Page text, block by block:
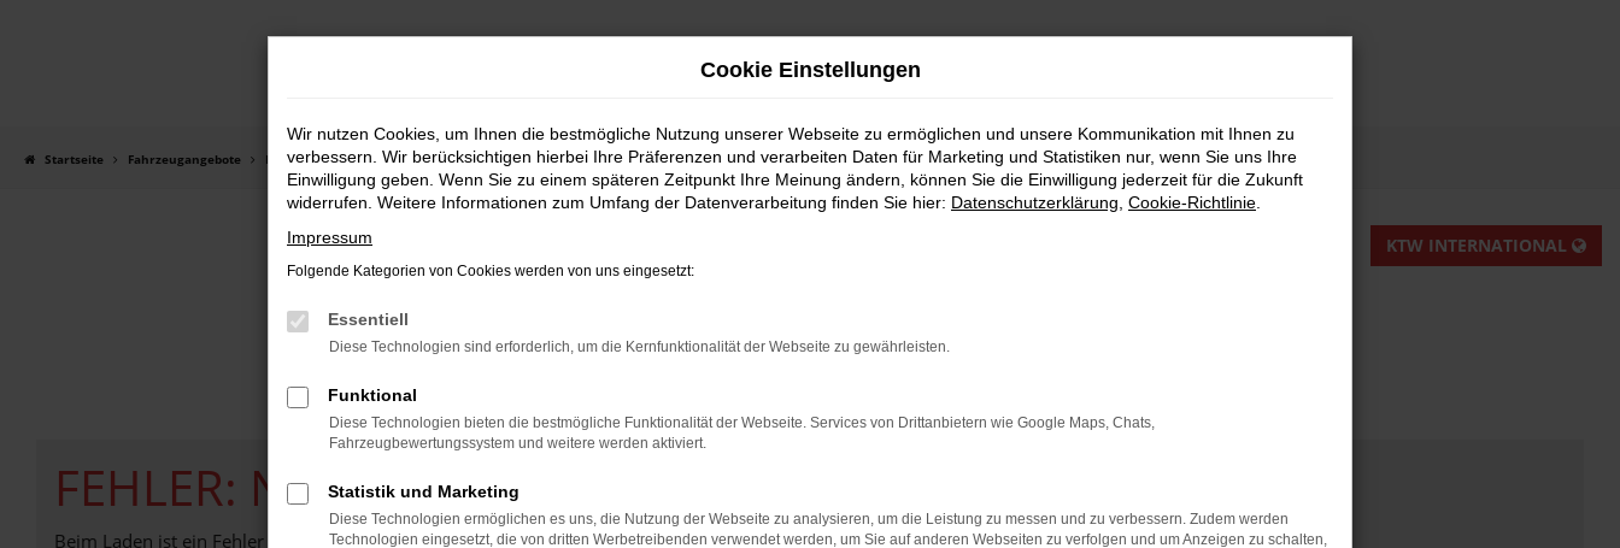
Startseite Fahrzeugangebote Fahrzeugangebote
KTW INTERNATIONAL
FAHRZEUGANGEBOTE
FEHLER: NETWORK ERROR
Beim Laden ist ein Fehler aufgetreten.
Cookie Einstellungen
Wir nutzen Cookies, um Ihnen die bestmögliche Nutzung unserer Webseite zu ermöglichen und unsere Kommunikation mit Ihnen zu
verbessern. Wir berücksichtigen hierbei Ihre Präferenzen und verarbeiten Daten für Marketing und Statistiken nur, wenn Sie uns Ihre
Einwilligung geben. Wenn Sie zu einem späteren Zeitpunkt Ihre Meinung ändern, können Sie die Einwilligung jederzeit für die Zukunft
widerrufen. Weitere Informationen zum Umfang der Datenverarbeitung finden Sie hier: Datenschutzerklärung Cookie-Richtlinie
Impressum
Folgende Kategorien von Cookies werden von uns eingesetzt:
Essentiell
Diese Technologien sind erforderlich, um die Kernfunktionalität der Webseite zu gewährleisten.
Funktional
Diese Technologien bieten die bestmögliche Funktionalität der Webseite. Services von Drittanbietern wie Google Maps, Chats,
Fahrzeugbewertungssystem und weitere werden aktiviert.
Statistik und Marketing
Diese Technologien ermöglichen es uns, die Nutzung der Webseite zu analysieren, um die Leistung zu messen und zu verbessern. Zudem werden
Technologien eingesetzt, die von dritten Werbetreibenden verwendet werden, um Sie auf anderen Webseiten zu verfolgen und um Anzeigen zu schalten,